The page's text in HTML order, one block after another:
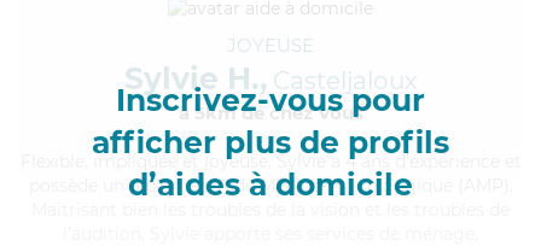
Inscrivez-vous pour
afficher plus de profils
d’aides à domicile
JOYEUSE
Sylvie H., Casteljaloux
à 5km de chez Vous
, impliquée et joyeuse, Sylvie a 4 ans d'expérience et
possède un diplôme d'Aide Médico-Psychologique (AMP).